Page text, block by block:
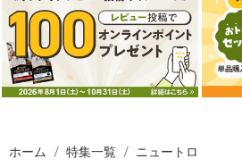
ホーム 特集一覧 ニュートロ